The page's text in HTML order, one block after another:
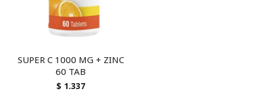
SUPER C 1000 MG + ZINC
60 TAB
$ 1.337